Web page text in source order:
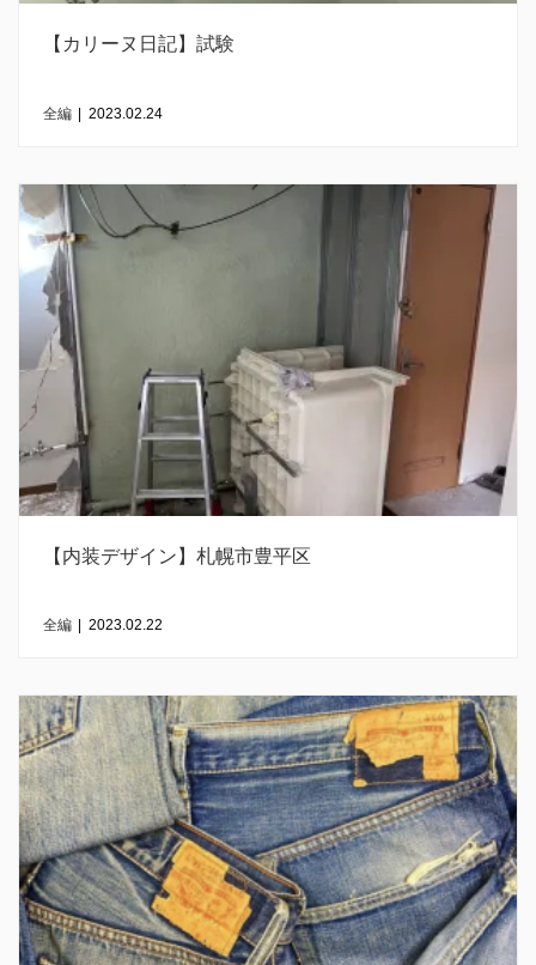
【カリーヌ日記】試験
全編 | 2023.02.24
【内装デザイン】札幌市豊平区
全編 2023.02.22